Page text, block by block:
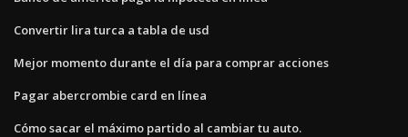
Convertir lira turca a tabla de usd
Mejor momento durante el día para comprar acciones
Pagar abercrombie card en línea
Cómo sacar el máximo partido al cambiar tu auto.